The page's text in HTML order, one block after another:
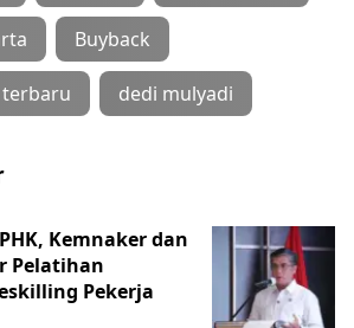
Buyback
dedi mulyadi
Kemnaker dan
Pelatihan
Pekerja